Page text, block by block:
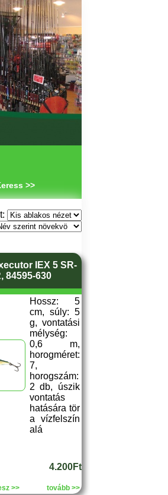
>>
IEX 5 SR-
84595-630
Hossz: 5
cm, súly: 5
g, vontatási
mélység:
0,6 m,
horogméret:
7,
horogszám:
2 db, úszik
vontatás
hatására tör
a vízfelszín
alá
4.200Ft
>> tovább >>